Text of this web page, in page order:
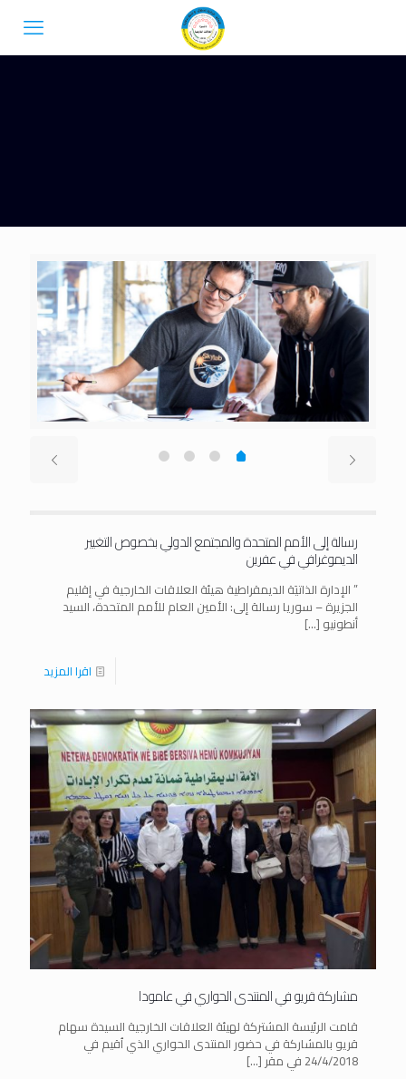
رسالة إلى الأمم المتحدة والمجتمع الدولي بخصوص التغيير
الديموغرافي في عفرين
” الإدارة الذاتيَة الديمقراطية هيئة العلاقات الخارجية في إقليم
الجزيرة – سوريا رسالة إلى: الأمين العام للأمم المتحدة، السيد
أنطونيو […]
اقرا المزيد
مشاركة قريو في المنتدى الحواري في عامودا
قامت الرئيسة المشتركة لهيئة العلاقات الخارجية السيدة سهام
قريو بالمشاركة في حضور المنتدى الحواري الذي اُقيم في
24/4/2018 في مقر […]